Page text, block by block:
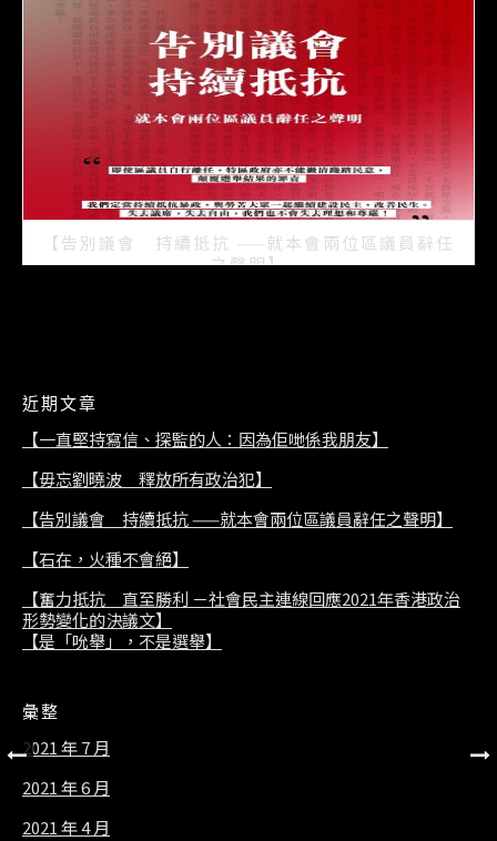
【告別議會 持續抵抗 ——就本會兩位區議員辭任
之聲明】
近期文章
【一直堅持寫信、探監的人：因為佢哋係我朋友】
【毋忘劉曉波 釋放所有政治犯】
【告別議會 持續抵抗 ——就本會兩位區議員辭任之聲明】
【石在，火種不會絕】
【奮力抵抗 直至勝利 －社會民主連線回應2021年香港政治
形勢變化的決議文】
【是「吮舉」，不是選舉】
彙整
2021 年 7 月
2021 年 6 月
2021 年 4 月